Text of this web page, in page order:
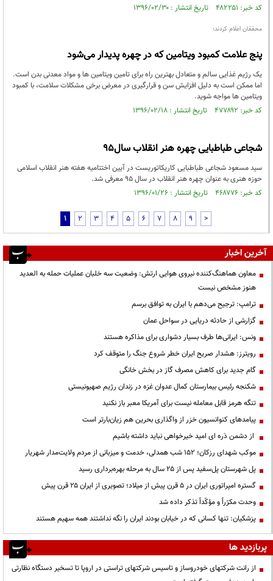
کد خبر: ۴۸۲۲۵۱ تاریخ انتشار : ۱۳۹۶/۰۲/۳۰
محققان اعلام کردند؛
پنج علامت کمبود ویتامین که در چهره پدیدار می‌شود
یک رژیم غذایی سالم و متعادل بهترین راه برای تامین ویتامین ها و مواد معدنی بدن است.
اما ممکن است به دلیل افزایش سن و قرارگیری در معرض برخی مشکلات سلامت، با کمبود
ویتامین ها مواجه شوید.
کد خبر: ۴۷۷۸۹۲ تاریخ انتشار : ۱۳۹۶/۰۲/۱۸
شجاعی طباطبایی چهره هنر انقلاب سال95
سید مسعود شجاعی طباطبایی کاریکاتوریست در آیین اختتامیه هفته هنر انقلاب اسلامی
حوزه هنری به عنوان چهره هنر انقلاب در سال ۹۵ معرفی شد.
کد خبر: ۴۶۸۷۷۶ تاریخ انتشار : ۱۳۹۶/۰۱/۲۶
1 2 3 4 5 6 7 8 9 >
آخرین اخبار
معاون هماهنگ‌کننده نیروی هوایی ارتش: وضعیت سه خلبان عملیات حمله به العدید
هنوز مشخص نیست
ترامپ: ترجیح می‌دهم با ایران به توافق برسم
گزارشی از حادثه دریایی در سواحل عمان
ونس: ایرانی‌ها طرف بسیار دشواری برای مذاکره هستند
رویترز: هشدار صریح ایران خطر شروع جنگ را متوقف کرد
گام جدید برای کاهش مصرف گاز در بخش خانگی
شکنجه رئیس بیمارستان کمال عدوان غزه در زندان رژیم صهیونیستی
تنگه هرمز قابل معامله نیست برای آمریکا معبر باز نکنید
پیامدهای کنوانسیون خزر از واگذاری بحرین هم زیان‌بارتر است
از دشمن ذره ای امید خیرخواهی نباید داشته باشیم
موکب شهدای رزکان؛ ۱۵۲ شب همدلی، خدمت و میزبانی از مردم ولایت‌مدار شهریار
پل شهرستان پل‌سفید پس از ۲۵ سال به مرحله بهره‌برداری رسید
گستره امپراتوری ایران در ۵ قرن پیش از میلاد؛ تصویری از ایران ۲۵ قرن پیش
وحدت مکرّراً و مؤکّداً تذکر داده شد
پزشکیان: تنها کسانی که در خیابان بودند ایران را نگه نداشتند همه سهیم هستند
پربازدید ها
از رانت‌ شرکتهای خودروساز و تاسیس شرکتهای تراستی در اروپا تا تسخیر دستگاه نظارتی